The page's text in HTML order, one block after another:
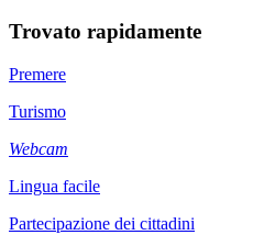
Trovato rapidamente
Premere
Turismo
Webcam
Lingua facile
Partecipazione dei cittadini